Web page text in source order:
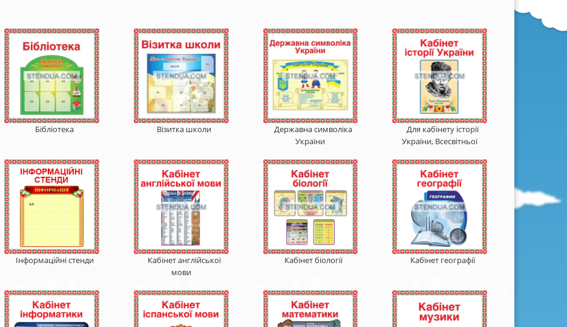
Бібліотека Візитка школи
Державна символіка
України
Для кабінету історії
України, Всесвітньої
Інформаційні стенди
Кабінет англійської
мови
Кабінет біології Кабінет географії